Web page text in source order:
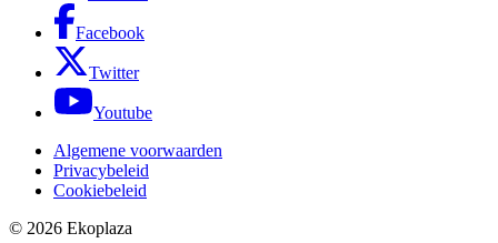
Facebook
Twitter
Youtube
Algemene voorwaarden
Privacybeleid
Cookiebeleid
© 2026 Ekoplaza